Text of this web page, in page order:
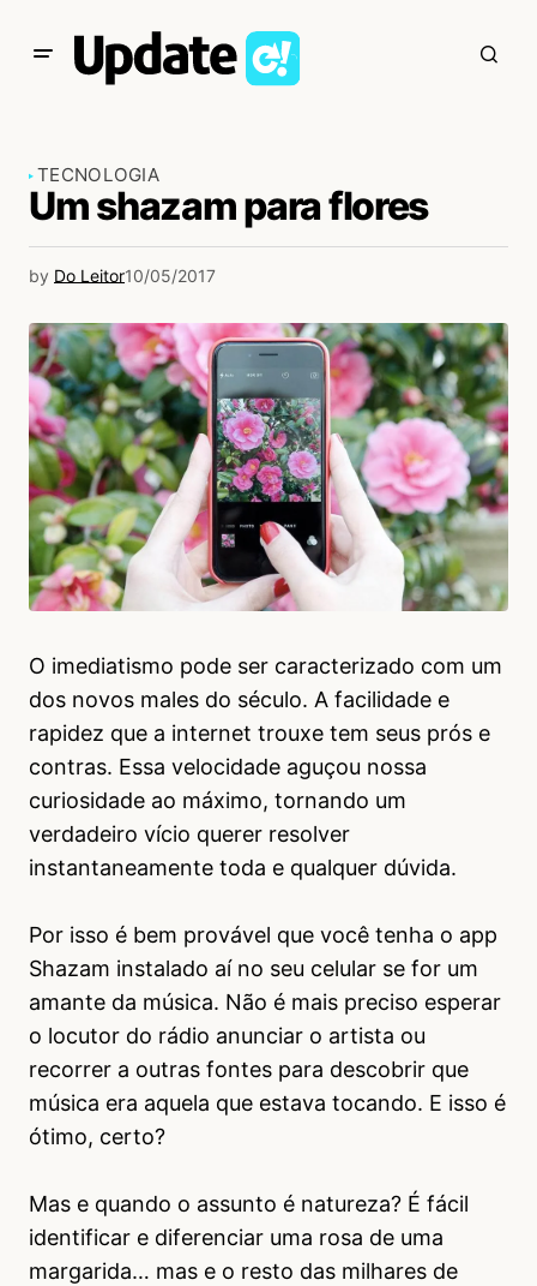
TECNOLOGIA
Um shazam para flores
by Do Leitor10/05/2017
O imediatismo pode ser caracterizado com um
dos novos males do século. A facilidade e
rapidez que a internet trouxe tem seus prós e
contras. Essa velocidade aguçou nossa
curiosidade ao máximo, tornando um
verdadeiro vício querer resolver
instantaneamente toda e qualquer dúvida.
Por isso é bem provável que você tenha o app
Shazam instalado aí no seu celular se for um
amante da música. Não é mais preciso esperar
o locutor do rádio anunciar o artista ou
recorrer a outras fontes para descobrir que
música era aquela que estava tocando. E isso é
ótimo, certo?
Mas e quando o assunto é natureza? É fácil
identificar e diferenciar uma rosa de uma
margarida… mas e o resto das milhares de